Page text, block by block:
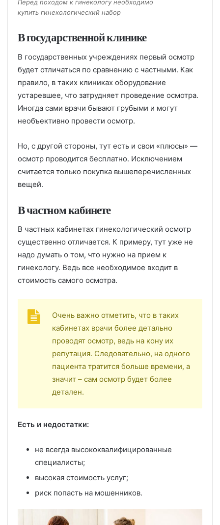
Перед походом к гинекологу необходимо
купить гинекологический набор
В государственной клинике
В государственных учреждениях первый осмотр
будет отличаться по сравнению с частными. Как
правило, в таких клиниках оборудование
устаревшее, что затрудняет проведение осмотра.
Иногда сами врачи бывают грубыми и могут
необъективно провести осмотр.
Но, с другой стороны, тут есть и свои «плюсы» —
осмотр проводится бесплатно. Исключением
считается только покупка вышеперечисленных
вещей.
В частном кабинете
В частных кабинетах гинекологический осмотр
существенно отличается. К примеру, тут уже не
надо думать о том, что нужно на прием к
гинекологу. Ведь все необходимое входит в
стоимость самого осмотра.
Очень важно отметить, что в таких
кабинетах врачи более детально
проводят осмотр, ведь на кону их
репутация. Следовательно, на одного
пациента тратится больше времени, а
значит – сам осмотр будет более
детален.
Есть и недостатки:
не всегда высококвалифицированные
специалисты;
высокая стоимость услуг;
риск попасть на мошенников.